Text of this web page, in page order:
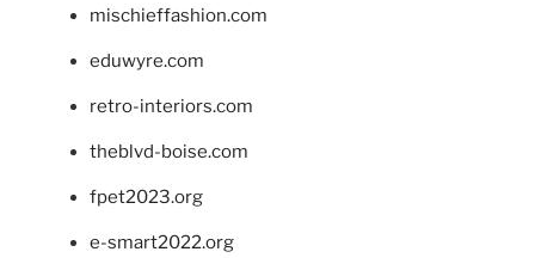
mischieffashion.com
eduwyre.com
retro-interiors.com
theblvd-boise.com
fpet2023.org
e-smart2022.org